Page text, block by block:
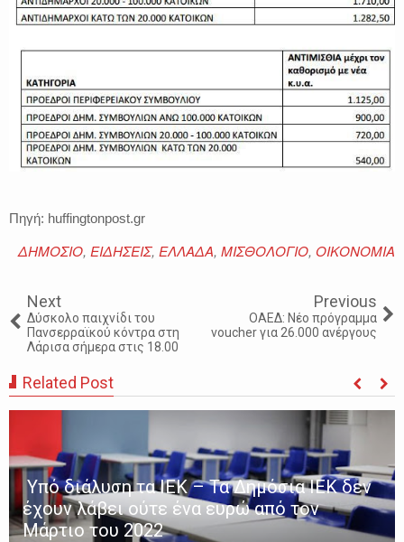
Πηγή: huffingtonpost.gr
ΔΗΜΟΣΙΟ, ΕΙΔΗΣΕΙΣ, ΕΛΛΑΔΑ, ΜΙΣΘΟΛΟΓΙΟ, ΟΙΚΟΝΟΜΙΑ
Next
Δύσκολο παιχνίδι του
Πανσερραϊκού κόντρα στη
Λάρισα σήμερα στις 18.00
Previous
ΟΑΕΔ: Νέο πρόγραμμα
voucher για 26.000 ανέργους
Related Post
Υπό διάλυση τα ΙΕΚ – Τα Δημόσια ΙΕΚ δεν
έχουν λάβει ούτε ένα ευρώ από τον
Μάρτιο του 2022